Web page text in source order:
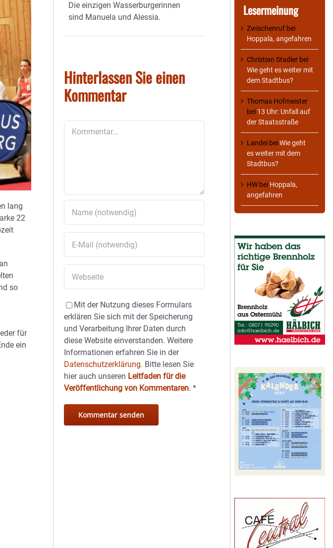
lang
22
so
für
ein
Die einzigen Wasserburgerinnen
sind Manuela und Alessia.
Hinterlassen Sie einen
Kommentar
Mit der Nutzung dieses Formulars
erklären Sie sich mit der Speicherung
und Verarbeitung Ihrer Daten durch
diese Website einverstanden. Weitere
Informationen erfahren Sie in der
Datenschutzerklärung. Bitte lesen Sie
hier auch unseren Leitfaden für die
Veröffentlichung von Kommentaren.*
Lesermeinung
Zwischenruf bei
Hoppala, angefahren
Christian Stadler bei
Wie geht es weiter mit
dem Stadtbus?
Thomas Hofmeister
bei 13 Uhr: Unfall auf
der Staatsstraße
Landei beiWie geht
es weiter mit dem
Stadtbus?
HW bei Hoppala,
angefahren